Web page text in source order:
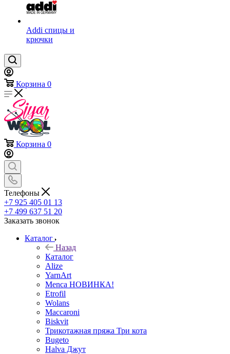
Addi спицы и
крючки
Корзина 0
Корзина 0
Телефоны
+7 925 405 01 13
+7 499 637 51 20
Заказать звонок
Каталог
Назад
Каталог
Alize
YarnArt
Menca НОВИНКА!
Etrofil
Wolans
Maccaroni
Biskvit
Трикотажная пряжа Три кота
Bugeto
Halva Джут